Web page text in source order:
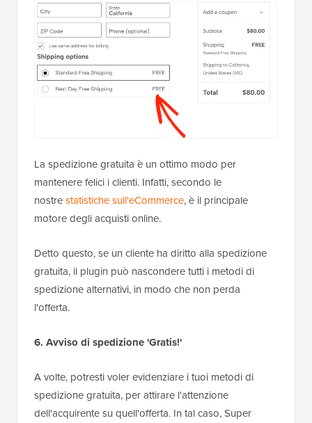
La spedizione gratuita è un ottimo modo per
mantenere felici i clienti. Infatti, secondo le
nostrestatistiche sull'eCommerce, è il principale
motore degli acquisti online.
Detto questo, se un cliente ha diritto alla spedizione
gratuita, il plugin può nascondere tutti i metodi di
spedizione alternativi, in modo che non perda
l'offerta.
6. Avviso di spedizione 'Gratis!'
A volte, potresti voler evidenziare i tuoi metodi di
spedizione gratuita, per attirare l'attenzione
dell'acquirente su quell'offerta. In tal caso, Super